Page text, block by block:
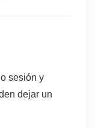
sesión y
dejar un